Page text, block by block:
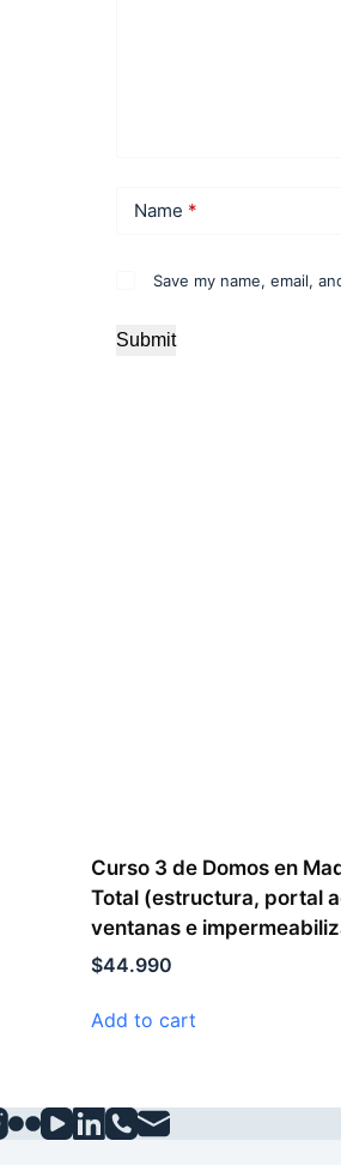
Name *
Save my name, email,
Submit
Curso 3 de Domos en
Total (estructura, portal
ventanas e
$44.990
Add to cart